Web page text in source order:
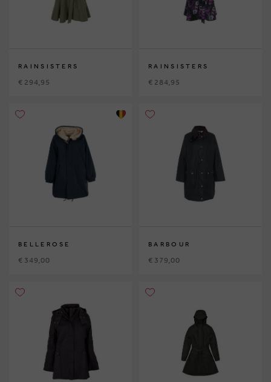
RAINSISTERS
€ 294,95
RAINSISTERS
€ 284,95
BELLEROSE
€ 349,00
BARBOUR
€ 379,00